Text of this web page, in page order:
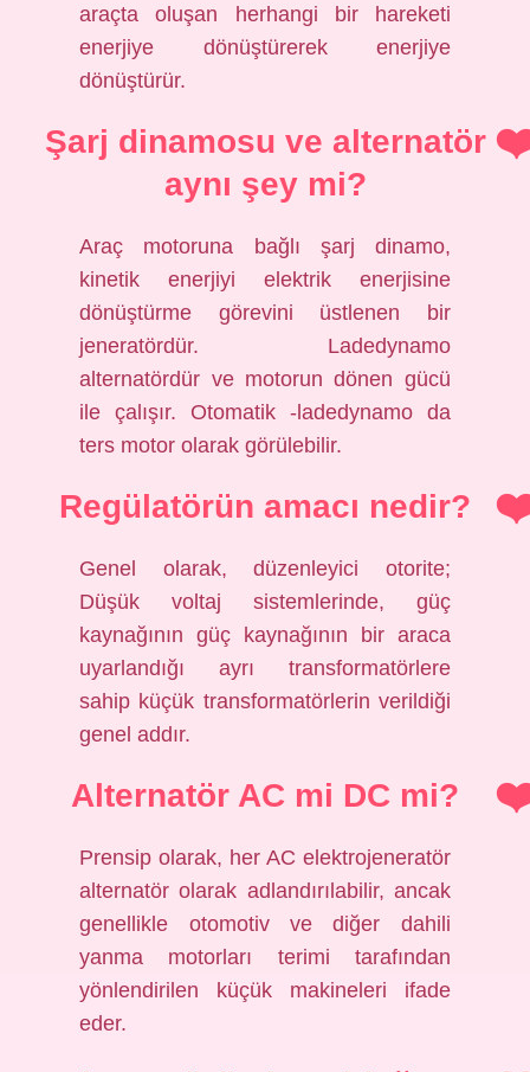
araçta oluşan herhangi bir hareketi
enerjiye dönüştürerek enerjiye
dönüştürür.
Şarj dinamosu ve alternatör
aynı şey mi?
Araç motoruna bağlı şarj dinamo,
kinetik enerjiyi elektrik enerjisine
dönüştürme görevini üstlenen bir
jeneratördür. Ladedynamo
alternatördür ve motorun dönen gücü
ile çalışır. Otomatik -ladedynamo da
ters motor olarak görülebilir.
Regülatörün amacı nedir?
Genel olarak, düzenleyici otorite;
Düşük voltaj sistemlerinde, güç
kaynağının güç kaynağının bir araca
uyarlandığı ayrı transformatörlere
sahip küçük transformatörlerin verildiği
genel addır.
Alternatör AC mi DC mi?
Prensip olarak, her AC elektrojeneratör
alternatör olarak adlandırılabilir, ancak
genellikle otomotiv ve diğer dahili
yanma motorları terimi tarafından
yönlendirilen küçük makineleri ifade
eder.